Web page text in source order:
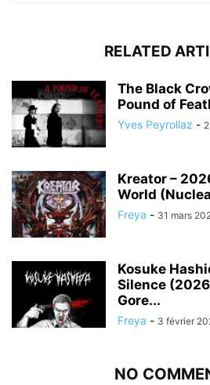
RELATED
The Black
Pound of
Yves Peyrollaz -
Kreator –
World
Freya - 31 mars
Kosuke
Silence
Gore...
Freya - 3 février
NO